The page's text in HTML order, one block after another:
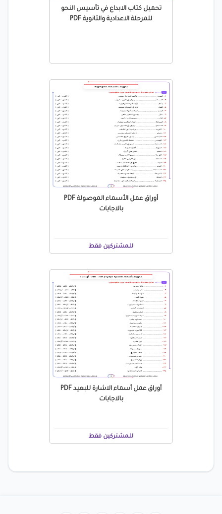
تحميل كتاب الابداع في تأسيس النحو
للمرحلة الاعدادية والثانوية PDF
أوراق عمل الأسماء الموصولة PDF
بالاجابات
للمشتركين فقط
أوراق عمل أسماء الاشارة للبعيد PDF
بالاجابات
للمشتركين فقط